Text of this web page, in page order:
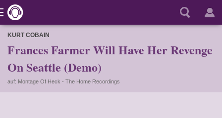
KURT COBAIN
Frances Farmer Will Have Her Revenge
On Seattle (Demo)
auf: Montage Of Heck - The Home Recordings